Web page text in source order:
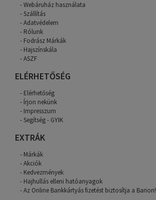
Webáruház használata
Szállítás
Adatvédelem
Rólunk
Fodrász Márkák
Hajszínskála
ASZF
ELÉRHETŐSÉG
Elérhetőség
Írjon nekünk
Impresszum
Segítség - GYIK
EXTRÁK
Márkák
Akciók
Kedvezmények
Hajhullás elleni hatóanyagok
Az Online Bankkártyás fizetést biztosítja a Barion!